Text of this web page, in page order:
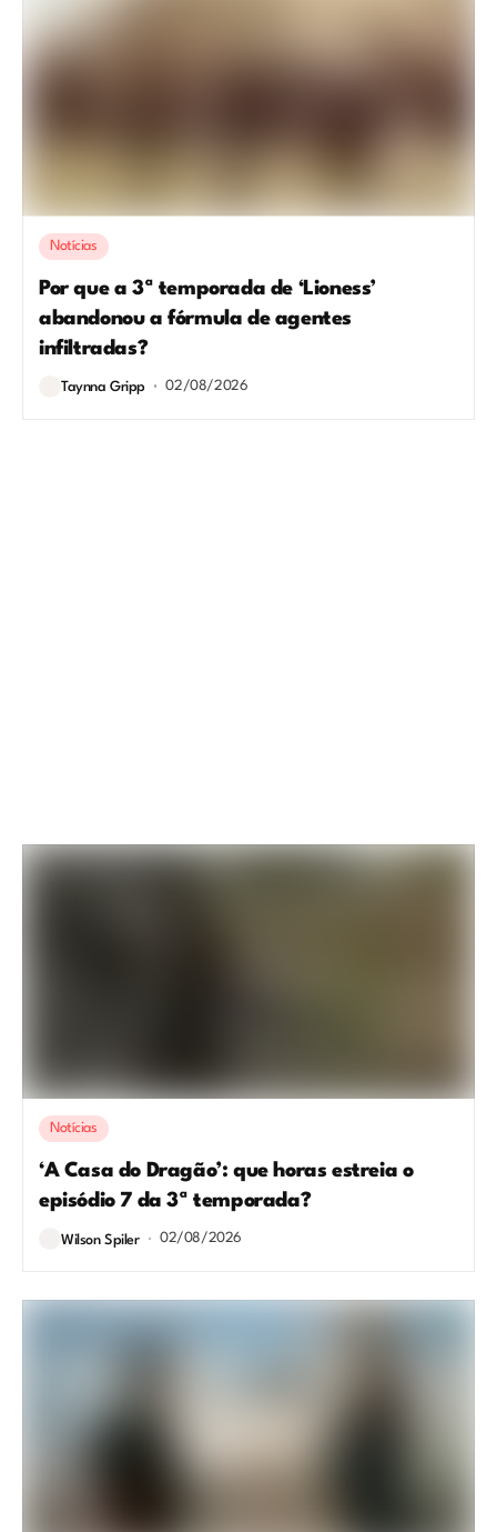
Notícias
Por que a 3ª temporada de ‘Lioness’
abandonou a fórmula de agentes
infiltradas?
Taynna Gripp 02/08/2026
Notícias
‘A Casa do Dragão’: que horas estreia o
episódio 7 da 3ª temporada?
Wilson Spiler 02/08/2026